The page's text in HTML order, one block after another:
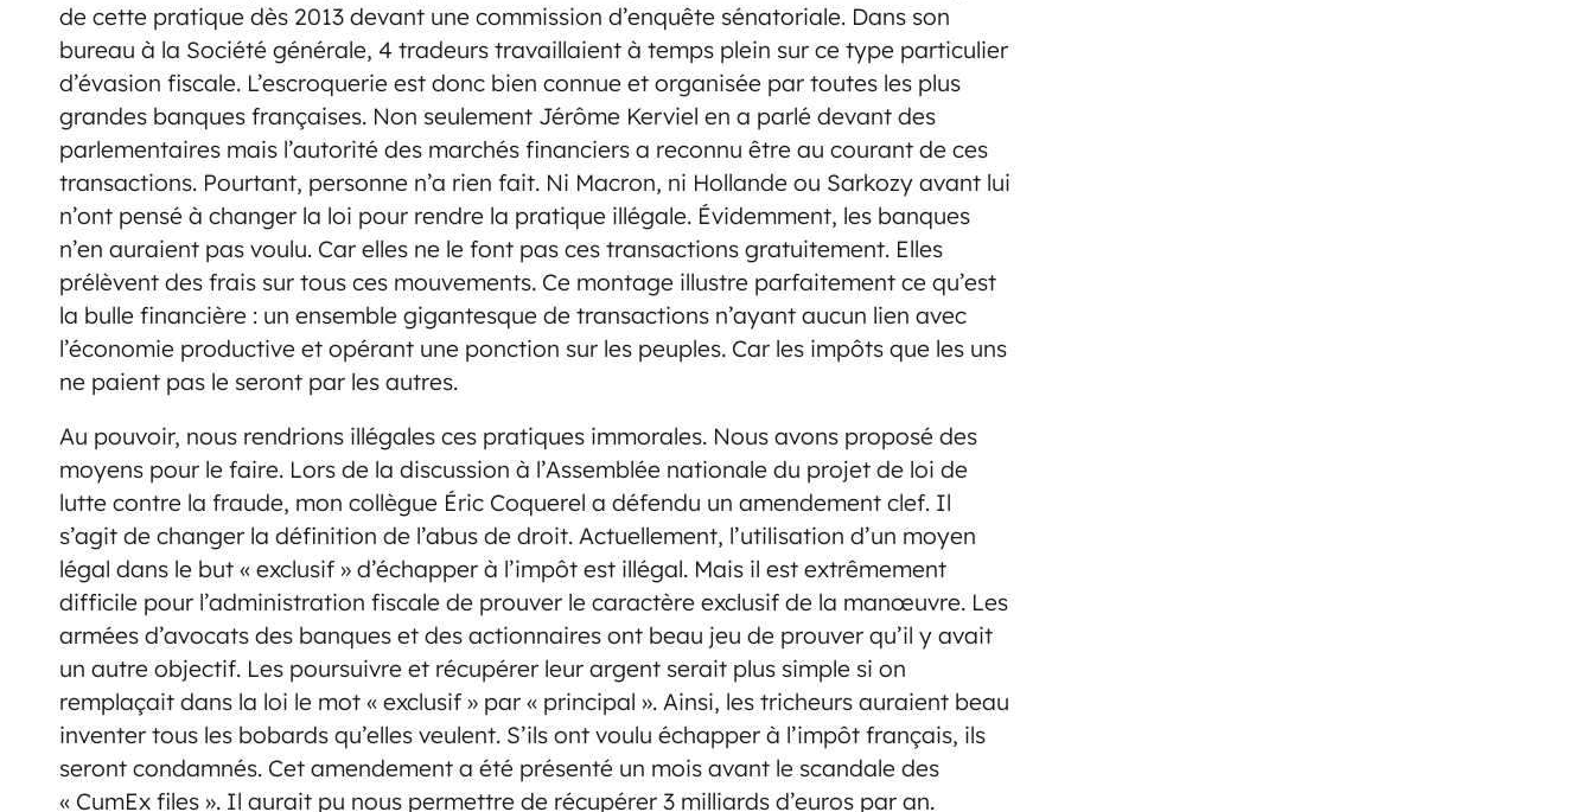
de cette pratique dès 2013 devant une commission d’enquête sénatoriale. Dans son
bureau à la Société générale, 4 tradeurs travaillaient à temps plein sur ce type particulier
d’évasion fiscale. L’escroquerie est donc bien connue et organisée par toutes les plus
grandes banques françaises. Non seulement Jérôme Kerviel en a parlé devant des
parlementaires mais l’autorité des marchés financiers a reconnu être au courant de ces
transactions. Pourtant, personne n’a rien fait. Ni Macron, ni Hollande ou Sarkozy avant lui
n’ont pensé à changer la loi pour rendre la pratique illégale. Évidemment, les banques
n’en auraient pas voulu. Car elles ne le font pas ces transactions gratuitement. Elles
prélèvent des frais sur tous ces mouvements. Ce montage illustre parfaitement ce qu’est
la bulle financière : un ensemble gigantesque de transactions n’ayant aucun lien avec
l’économie productive et opérant une ponction sur les peuples. Car les impôts que les uns
ne paient pas le seront par les autres.
Au pouvoir, nous rendrions illégales ces pratiques immorales. Nous avons proposé des
moyens pour le faire. Lors de la discussion à l’Assemblée nationale du projet de loi de
lutte contre la fraude, mon collègue Éric Coquerel a défendu un amendement clef. Il
s’agit de changer la définition de l’abus de droit. Actuellement, l’utilisation d’un moyen
légal dans le but « exclusif » d’échapper à l’impôt est illégal. Mais il est extrêmement
difficile pour l’administration fiscale de prouver le caractère exclusif de la manœuvre. Les
armées d’avocats des banques et des actionnaires ont beau jeu de prouver qu’il y avait
un autre objectif. Les poursuivre et récupérer leur argent serait plus simple si on
remplaçait dans la loi le mot « exclusif » par « principal ». Ainsi, les tricheurs auraient beau
inventer tous les bobards qu’elles veulent. S’ils ont voulu échapper à l’impôt français, ils
seront condamnés. Cet amendement a été présenté un mois avant le scandale des
« CumEx files ». Il aurait pu nous permettre de récupérer 3 milliards d’euros par an.